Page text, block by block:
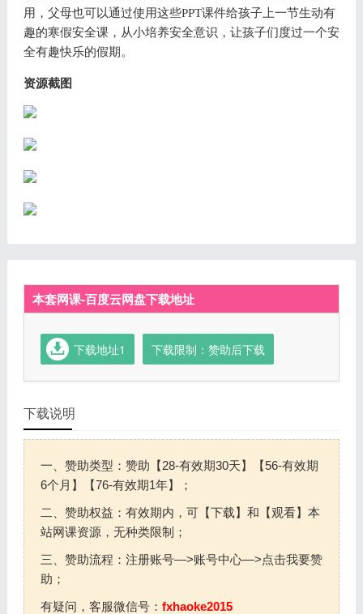
用，父母也可以通过使用这些PPT课件给孩子上一节生动有
趣的寒假安全课，从小培养安全意识，让孩子们度过一个安
全有趣快乐的假期。
资源截图
本套网课-百度云网盘下载地址
下载地址1 下载限制：赞助后下载
下载说明
一、赞助类型：赞助【28-有效期30天】【56-有效期
6个月】【76-有效期1年】；
二、赞助权益：有效期内，可【下载】和【观看】本
站网课资源，无种类限制；
三、赞助流程：注册账号—>账号中心—>点击我要赞
助；
有疑问，客服微信号： fxhaoke2015